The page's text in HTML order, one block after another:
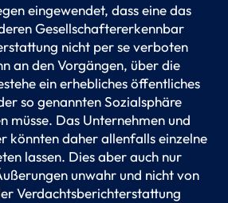
eingewendet, dass eine das
Gesellschaftererkennbar
nicht per se verboten
an den Vorgängen, über die
ein erhebliches öffentliches
so genannten Sozialsphäre
müsse. Das Unternehmen und
könnten daher allenfalls einzelne
lassen. Dies aber auch nur
unwahr und nicht von
Verdachtsberichterstattung